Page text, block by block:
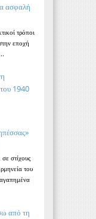
ασφαλή
τρόποι
εποχή
1940
στίχους
του
από τη